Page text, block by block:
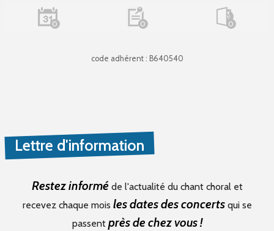
0 0 0
code adhérent : B640540
Lettre d'information
Restez informé de l'actualité du chant choral et
recevez chaque mois les dates des concertsqui se
passent près de chez vous !